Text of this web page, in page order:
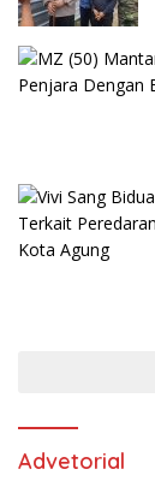
Advetorial